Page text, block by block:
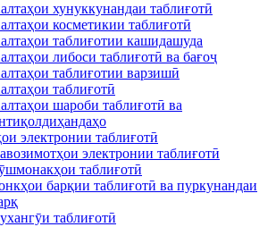
хунуккунандаи таблиғотӣ
косметикии таблиғотӣ
таблиғотии кашидашуда
либоси таблиғотӣ ва бағоҷ
таблиғотии варзишӣ
таблиғотӣ
шароби таблиғотӣ ва
электронии таблиғотӣ
электронии таблиғотӣ
таблиғотӣ
барқии таблиғотӣ ва пуркунандаи
таблиғотӣ